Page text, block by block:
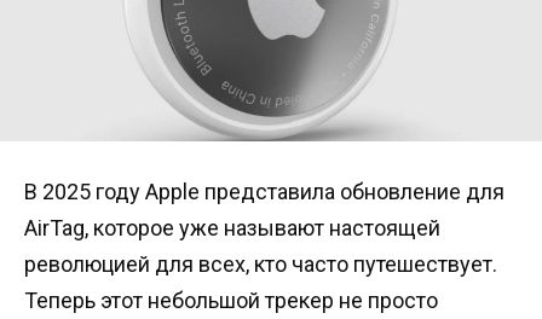
В 2025 году Apple представила обновление для
AirTag, которое уже называют настоящей
революцией для всех, кто часто путешествует.
Теперь этот небольшой трекер не просто